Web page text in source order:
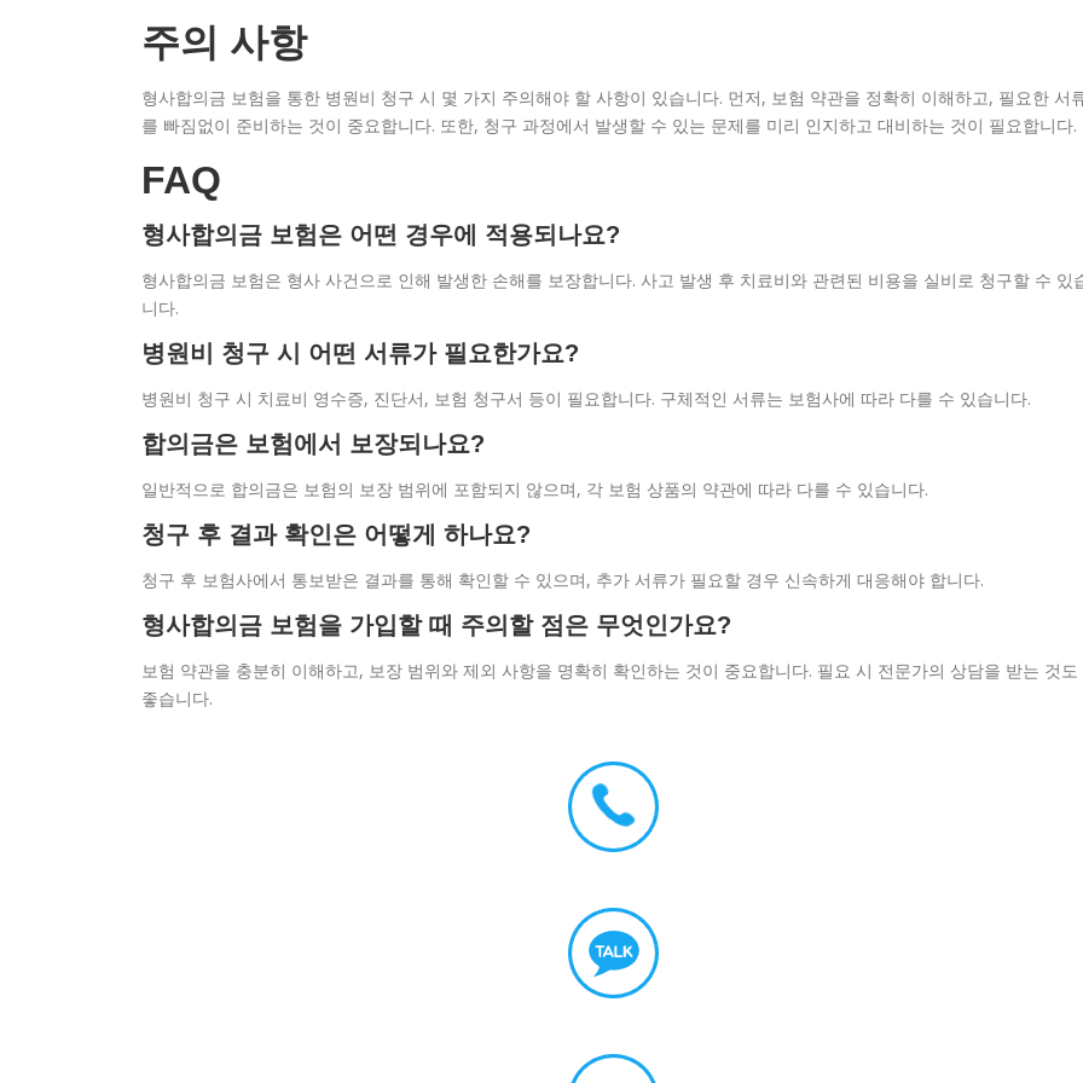
주의 사항
형사합의금 보험을 통한 병원비 청구 시 몇 가지 주의해야 할 사항이 있습니다. 먼저, 보험 약관을 정확히 이해하고, 필요한 서
를 빠짐없이 준비하는 것이 중요합니다. 또한, 청구 과정에서 발생할 수 있는 문제를 미리 인지하고 대비하는 것이 필요합니다.
FAQ
형사합의금 보험은 어떤 경우에 적용되나요?
형사합의금 보험은 형사 사건으로 인해 발생한 손해를 보장합니다. 사고 발생 후 치료비와 관련된 비용을 실비로 청구할 수 있
니다.
병원비 청구 시 어떤 서류가 필요한가요?
병원비 청구 시 치료비 영수증, 진단서, 보험 청구서 등이 필요합니다. 구체적인 서류는 보험사에 따라 다를 수 있습니다.
합의금은 보험에서 보장되나요?
일반적으로 합의금은 보험의 보장 범위에 포함되지 않으며, 각 보험 상품의 약관에 따라 다를 수 있습니다.
청구 후 결과 확인은 어떻게 하나요?
청구 후 보험사에서 통보받은 결과를 통해 확인할 수 있으며, 추가 서류가 필요할 경우 신속하게 대응해야 합니다.
형사합의금 보험을 가입할 때 주의할 점은 무엇인가요?
보험 약관을 충분히 이해하고, 보장 범위와 제외 사항을 명확히 확인하는 것이 중요합니다. 필요 시 전문가의 상담을 받는 것도
좋습니다.